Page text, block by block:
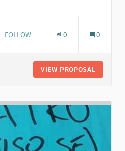
3 FOLLOWERS
FOLLOW 0 0
VIEW PROPOSAL